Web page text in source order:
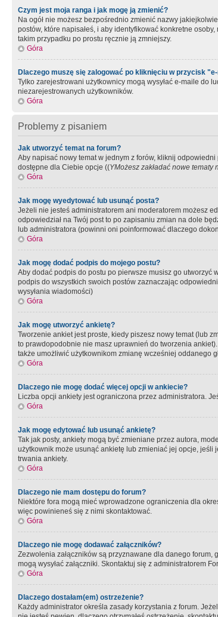
Czym jest moja ranga i jak mogę ją zmienić?
Na ogół nie możesz bezpośrednio zmienić nazwy
postów, które napisałeś, i aby identyfikować konkretne
takim przypadku po prostu ręcznie ją zmniejszy.
Góra
Dlaczego muszę się zalogować po kliknięciu w przycisk
Tylko zarejestrowani użytkownicy mogą wysyłać e-maile do
niezarejestrowanych użytkowników.
Góra
Problemy z pisaniem
Jak utworzyć temat na forum?
Aby napisać nowy temat w jednym z forów, kliknij
dostępne dla Ciebie opcje ((YMożesz zakładać nowe tematy
Góra
Jak mogę wyedytować lub usunąć posta?
Jeżeli nie jesteś administratorem ani moderatorem możesz
odpowiedział na Twój post to po zapisaniu zmian na dole
lub administratora (powinni oni poinformować dlaczego
Góra
Jak mogę dodać podpis do mojego postu?
Aby dodać podpis do postu po pierwsze musisz go utworzyć
podpis do wszystkich swoich postów zaznaczając
wysyłania wiadomości)
Góra
Jak mogę utworzyć ankietę?
Tworzenie ankiet jest proste, kiedy piszesz nowy temat (lub
to prawdopodobnie nie masz uprawnień do tworzenia
także umożliwić użytkownikom zmianę wcześniej oddanego
Góra
Dlaczego nie mogę dodać więcej opcji w ankiecie?
Liczba opcji ankiety jest ograniczona przez administratora.
Góra
Jak mogę edytować lub usunąć ankietę?
Tak jak posty, ankiety mogą być zmieniane przez autora,
użytkownik może usunąć ankietę lub zmieniać jej opcje, jeśli
trwania ankiety.
Góra
Dlaczego nie mam dostępu do forum?
Niektóre fora mogą mieć wprowadzone ograniczenia dla
więc powinieneś się z nimi skontaktować.
Góra
Dlaczego nie mogę dodawać załączników?
Zezwolenia załączników są przyznawane dla danego
mogą wysyłać załączniki. Skontaktuj się z administratorem
Góra
Dlaczego dostałam(em) ostrzeżenie?
Każdy administrator określa zasady korzystania z forum.